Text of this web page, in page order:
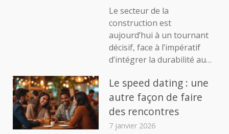
Le secteur de la
construction est
aujourd’hui à un tournant
décisif, face à l’impératif
d’intégrer la durabilité au…
Le speed dating : une
autre façon de faire
des rencontres
7 janvier 2026